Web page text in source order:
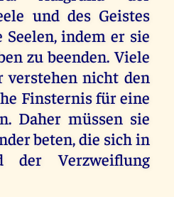
und des Geistes
indem er sie
zu beenden. Viele
verstehen nicht den
Finsternis für eine
Daher müssen sie
beten, die sich in
der Verzweiflung